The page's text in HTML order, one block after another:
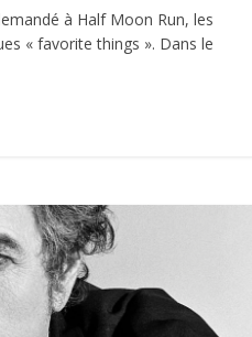
à Half Moon Run, les
« favorite things ». Dans le